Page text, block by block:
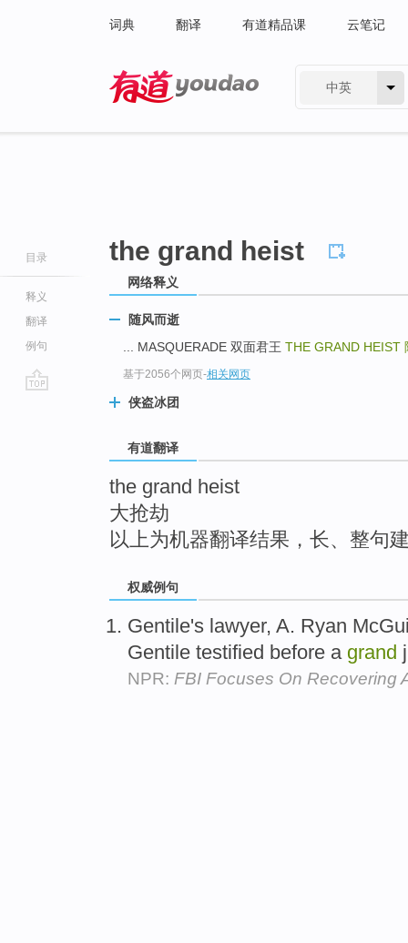
词典 翻译 有道精品课 云笔记
中英
目录
释义
翻译
例句
the grand heist
网络释义
随风而逝
... MASQUERADE 双面君王 THE GRAND HEIST
基于2056个网页-相关网页
侠盗冰团
有道翻译
the grand heist
大抢劫
以上为机器翻译结果，长、整句
权威例句
Gentile's lawyer, A. Ryan
Gentile testified before a grand
NPR: FBI Focuses On Recovering